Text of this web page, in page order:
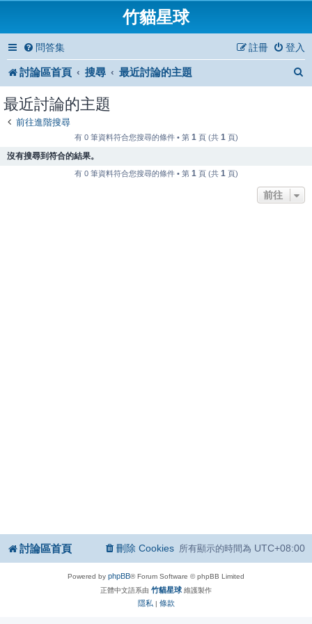
竹貓星球
問答集 登入
註冊
討論區首頁 搜尋 最近討論的主題
最近討論的主題
前往進階搜尋
有 0 筆資料符合您搜尋的條件 • 第 1 頁 (共 1 頁)
沒有搜尋到符合的結果。
有 0 筆資料符合您搜尋的條件 • 第 1 頁 (共 1 頁)
前往
討論區首頁 所有顯示的時間為 UTC+08:00
刪除 Cookies
Powered by phpBB® Forum Software © phpBB Limited
正體中文語系由 竹貓星球 維護製作
隱私 | 條款